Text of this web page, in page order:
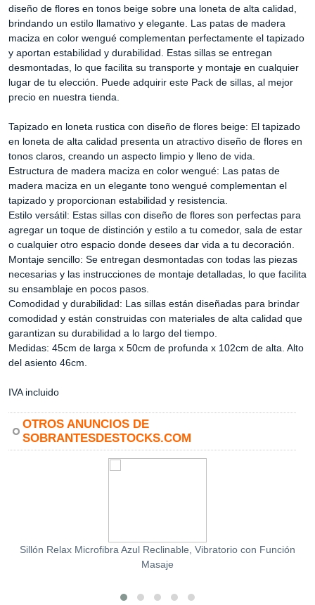
diseño de flores en tonos beige sobre una loneta de alta calidad,
brindando un estilo llamativo y elegante. Las patas de madera
maciza en color wengué complementan perfectamente el tapizado
y aportan estabilidad y durabilidad. Estas sillas se entregan
desmontadas, lo que facilita su transporte y montaje en cualquier
lugar de tu elección. Puede adquirir este Pack de sillas, al mejor
precio en nuestra tienda.
Tapizado en loneta rustica con diseño de flores beige: El tapizado
en loneta de alta calidad presenta un atractivo diseño de flores en
tonos claros, creando un aspecto limpio y lleno de vida.
Estructura de madera maciza en color wengué: Las patas de
madera maciza en un elegante tono wengué complementan el
tapizado y proporcionan estabilidad y resistencia.
Estilo versátil: Estas sillas con diseño de flores son perfectas para
agregar un toque de distinción y estilo a tu comedor, sala de estar
o cualquier otro espacio donde desees dar vida a tu decoración.
Montaje sencillo: Se entregan desmontadas con todas las piezas
necesarias y las instrucciones de montaje detalladas, lo que facilita
su ensamblaje en pocos pasos.
Comodidad y durabilidad: Las sillas están diseñadas para brindar
comodidad y están construidas con materiales de alta calidad que
garantizan su durabilidad a lo largo del tiempo.
Medidas: 45cm de larga x 50cm de profunda x 102cm de alta. Alto
del asiento 46cm.
IVA incluido
OTROS ANUNCIOS DE
SOBRANTESDESTOCKS.COM
Sillón Relax Microfibra Azul Reclinable, Vibratorio con Función
Masaje